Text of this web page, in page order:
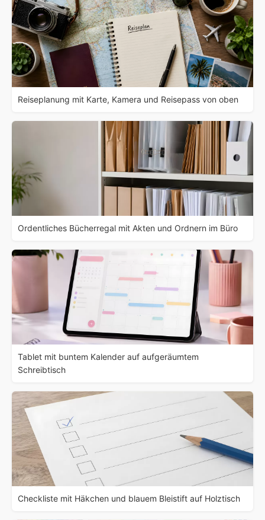
Reiseplanung mit Karte, Kamera und Reisepass von oben
Ordentliches Bücherregal mit Akten und Ordnern im Büro
Tablet mit buntem Kalender auf aufgeräumtem
Schreibtisch
Checkliste mit Häkchen und blauem Bleistift auf Holztisch